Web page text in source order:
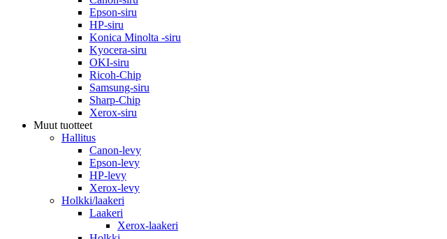
Epson-siru
HP-siru
Konica Minolta -siru
Kyocera-siru
OKI-siru
Ricoh-Chip
Samsung-siru
Sharp-Chip
Xerox-siru
Muut tuotteet
Hallitus
Canon-levy
Epson-levy
HP-levy
Xerox-levy
Holkki/laakeri
Laakeri
Xerox-laakeri